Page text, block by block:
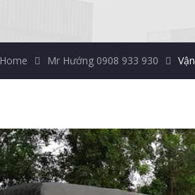
Home Mr Hướng 0908 933 930